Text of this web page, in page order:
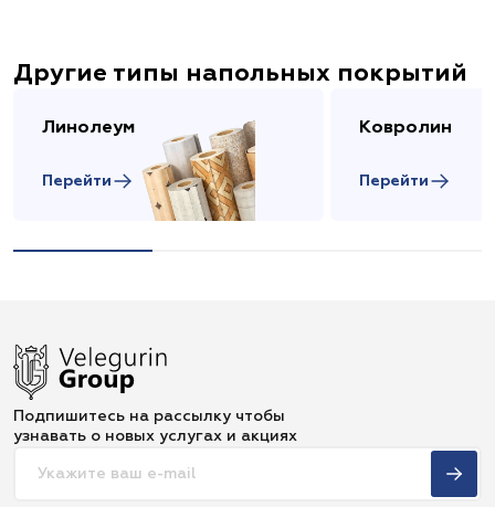
Другие типы напольных покрытий
Линолеум
Перейти
Ковролин
Перейти
Подпишитесь на рассылку чтобы
узнавать о новых услугах и акциях